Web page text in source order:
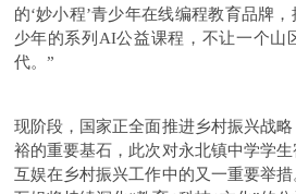
的‘妙小程’青少年在线编程教育品牌
少年的系列AI公益课程，不让一个山
代。”
现阶段，国家正全面推进乡村振兴战
裕的重要基石，此次对永北镇中学学
互娱在乡村振兴工作中的又一重要举